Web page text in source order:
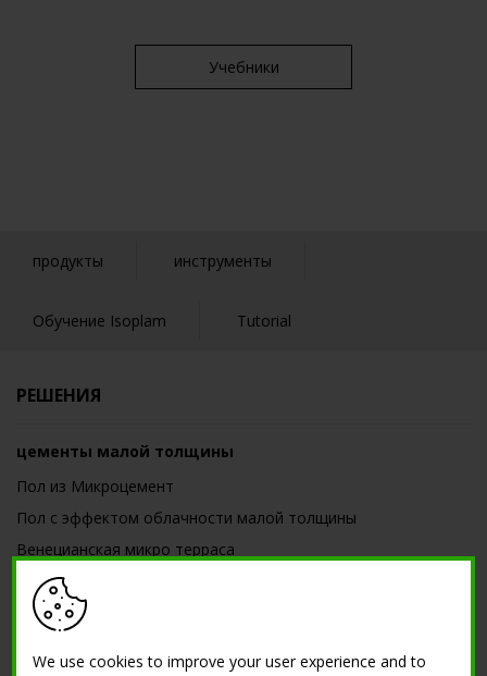
Учебники
продукты инструменты
Обучение Isoplam Tutorial
РЕШЕНИЯ
цементы малой толщины
Пол из Микроцемент
Пол с эффектом облачности малой толщины
Венецианская микро терраса
Пол nuvolato
Кислотно окрашенный пол
интерьеров
We use cookies to improve your user experience and to